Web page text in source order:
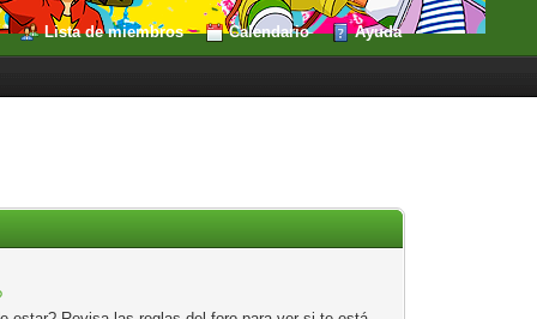
Lista de miembros Calendario Ayuda